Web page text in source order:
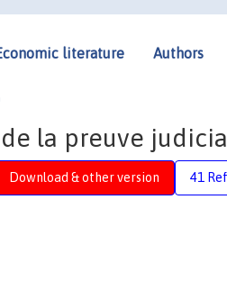
literature Authors
de la preuve
Download & other version 41